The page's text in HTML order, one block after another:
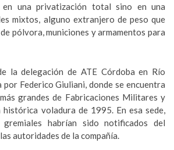
en una privatización total sino en una
mixtos, alguno extranjero de peso que
pólvora, municiones y armamentos para
la delegación de ATE Córdoba en Río
por Federico Giuliani, donde se encuentra
grandes de Fabricaciones Militares y
voladura de 1995. En esa sede,
gremiales habrían sido notificados del
autoridades de la compañía.